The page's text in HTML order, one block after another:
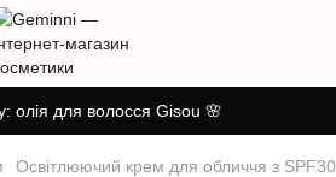
олія для волосся Gisou 🌸
Освітлюючий крем для обличчя з